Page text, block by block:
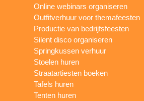
Online webinars organiseren
Outfitverhuur voor themafeesten
Productie van bedrijfsfeesten
Silent disco organiseren
Springkussen verhuur
Stoelen huren
Straatartiesten boeken
Tafels huren
Tenten huren